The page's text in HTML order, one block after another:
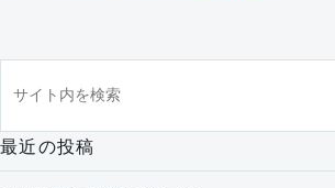
最近の投稿